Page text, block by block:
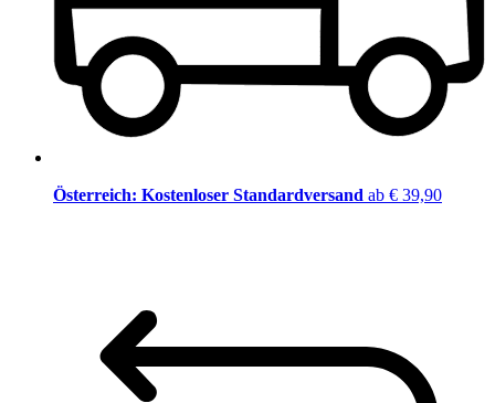
Österreich: Kostenloser Standardversand ab € 39,90